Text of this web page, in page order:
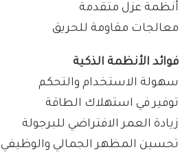
أنظمة عزل متقدمة
معالجات مقاومة للحريق
فوائد الأنظمة الذكية
سهولة الاستخدام والتحكم
توفير في استهلاك الطاقة
زيادة العمر الافتراضي للبرجولة
تحسين المظهر الجمالي والوظيفي